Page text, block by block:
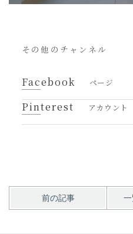
その他のチャンネル
Facebook ページ
Pinterest アカウント
前の記事